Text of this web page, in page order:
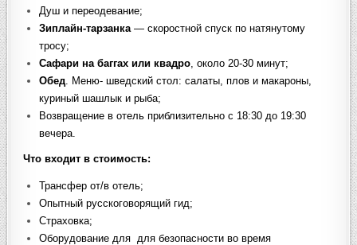
Душ и переодевание;
Зиплайн-тарзанка— скоростной спуск по натянутому
тросу;
Сафари на баггах или квадро, около 20-30 минут;
Обед. Меню- шведский стол: салаты, плов и макароны,
куриный шашлык и рыба;
Возвращение в отель приблизительно с 18:30 до 19:30
вечера.
Что входит в стоимость:
Трансфер от/в отель;
Опытный русскоговорящий гид;
Страховка;
Оборудование для для безопасности во время